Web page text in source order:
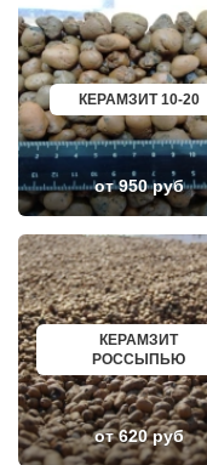
КАЛИНИНЕЦ
КАШИРА
КИЕВСКИЙ
КЛИМОВСК
КЛИН
КЛЯЗЬМА
КНУТОВО
КОЖИНО
КОКОШКИНО
КОЛЮБАКИНО
КОММУНАРКА
КОНСТАНТИНОВО
КОРЕНЕВО
КОРОЛЕВ
КОСИНО
КОТЕЛЬНИКИ
КРАСКОВО
КРАСНАЯ ПАХРА
КРАСНОАРМЕЙСК
КРАСНОГОРСК
КРАСНОЗАВОДСК
КРАСНОЗНАМЕНСК
КРАТОВО
КРЮКОВО
КЕРАМЗИТ 10-20
от 950 руб
КЕРАМЗИТ
РОССЫПЬЮ
от 620 руб